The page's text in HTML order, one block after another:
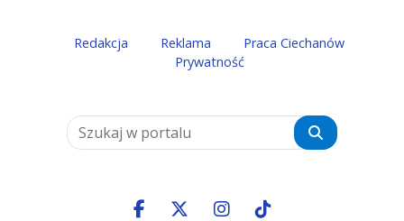
Redakcja Reklama
Praca Ciechanów
Prywatność
Szukaj